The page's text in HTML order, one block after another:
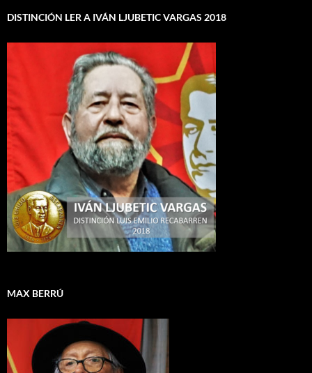
DISTINCIÓN LER A IVÁN LJUBETIC VARGAS 2018
MAX BERRÚ